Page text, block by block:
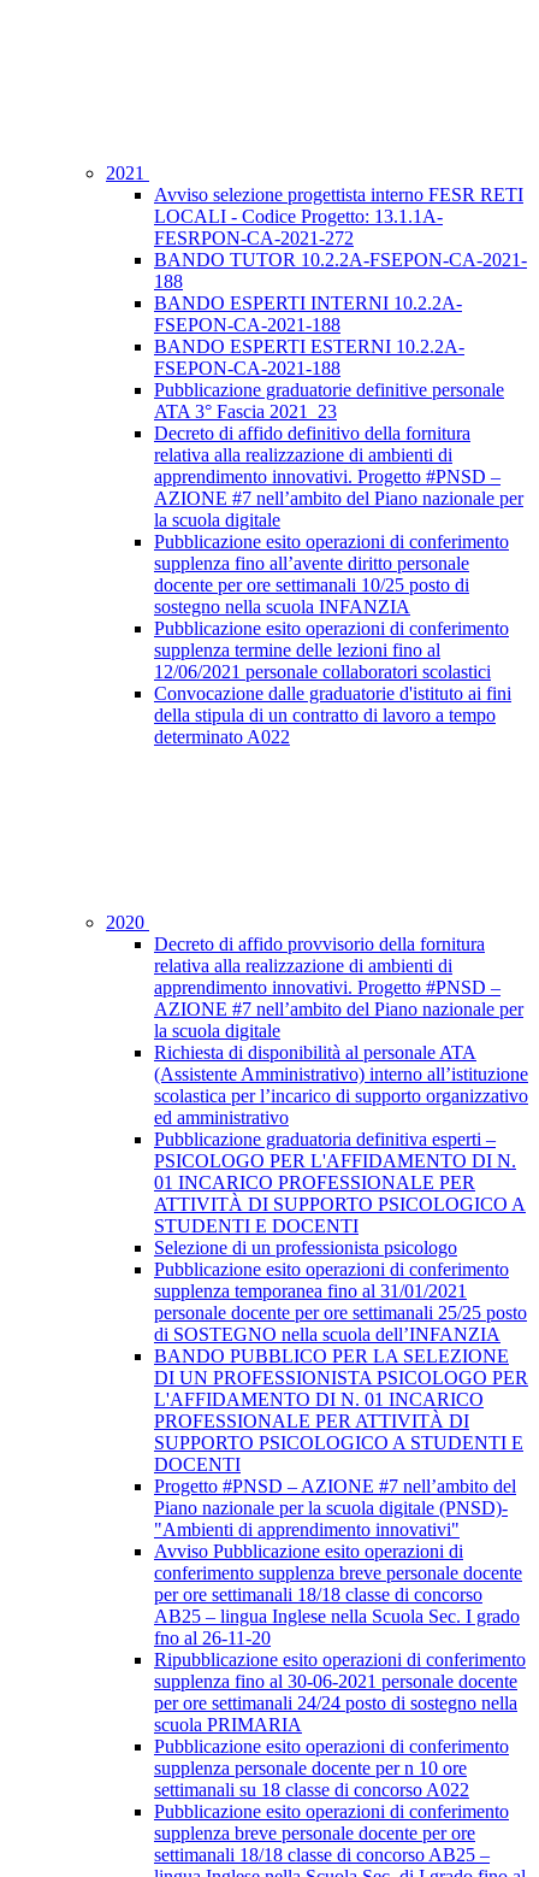
2021
Avviso selezione progettista interno FESR RETI
LOCALI - Codice Progetto: 13.1.1A-
FESRPON-CA-2021-272
BANDO TUTOR 10.2.2A-FSEPON-CA-2021-
188
BANDO ESPERTI INTERNI 10.2.2A-
FSEPON-CA-2021-188
BANDO ESPERTI ESTERNI 10.2.2A-
FSEPON-CA-2021-188
Pubblicazione graduatorie definitive personale
ATA 3° Fascia 2021_23
Decreto di affido definitivo della fornitura
relativa alla realizzazione di ambienti di
apprendimento innovativi. Progetto #PNSD –
AZIONE #7 nell’ambito del Piano nazionale per
la scuola digitale
Pubblicazione esito operazioni di conferimento
supplenza fino all’avente diritto personale
docente per ore settimanali 10/25 posto di
sostegno nella scuola INFANZIA
Pubblicazione esito operazioni di conferimento
supplenza termine delle lezioni fino al
12/06/2021 personale collaboratori scolastici
Convocazione dalle graduatorie d'istituto ai fini
della stipula di un contratto di lavoro a tempo
determinato A022
2020
Decreto di affido provvisorio della fornitura
relativa alla realizzazione di ambienti di
apprendimento innovativi. Progetto #PNSD –
AZIONE #7 nell’ambito del Piano nazionale per
la scuola digitale
Richiesta di disponibilità al personale ATA
(Assistente Amministrativo) interno all’istituzione
scolastica per l’incarico di supporto organizzativo
ed amministrativo
Pubblicazione graduatoria definitiva esperti –
PSICOLOGO PER L'AFFIDAMENTO DI N.
01 INCARICO PROFESSIONALE PER
ATTIVITÀ DI SUPPORTO PSICOLOGICO A
STUDENTI E DOCENTI
Selezione di un professionista psicologo
Pubblicazione esito operazioni di conferimento
supplenza temporanea fino al 31/01/2021
personale docente per ore settimanali 25/25 posto
di SOSTEGNO nella scuola dell’INFANZIA
BANDO PUBBLICO PER LA SELEZIONE
DI UN PROFESSIONISTA PSICOLOGO PER
L'AFFIDAMENTO DI N. 01 INCARICO
PROFESSIONALE PER ATTIVITÀ DI
SUPPORTO PSICOLOGICO A STUDENTI E
DOCENTI
Progetto #PNSD – AZIONE #7 nell’ambito del
Piano nazionale per la scuola digitale (PNSD)-
"Ambienti di apprendimento innovativi"
Avviso Pubblicazione esito operazioni di
conferimento supplenza breve personale docente
per ore settimanali 18/18 classe di concorso
AB25 – lingua Inglese nella Scuola Sec. I grado
fno al 26-11-20
Ripubblicazione esito operazioni di conferimento
supplenza fino al 30-06-2021 personale docente
per ore settimanali 24/24 posto di sostegno nella
scuola PRIMARIA
Pubblicazione esito operazioni di conferimento
supplenza personale docente per n 10 ore
settimanali su 18 classe di concorso A022
Pubblicazione esito operazioni di conferimento
supplenza breve personale docente per ore
settimanali 18/18 classe di concorso AB25 –